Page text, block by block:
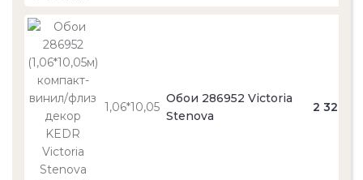
1,06*10,05
Обои 286952 Victoria
Stenova
2 320